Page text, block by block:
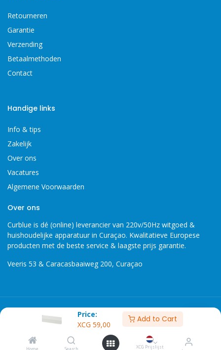
Price:
XCG 59,00
Add to Cart
Home Search
XCG Prijslijst
Retourneren
Garantie
Verzending
Betaalmethoden
Contact
Handige links
Info & tips
Zakelijk
Over ons
Vacatures
Algemene Voorwaarden
Over ons
Curblue is dé (online) leverancier van 220v/50Hz witgoed &
huishoudelijke apparatuur in Curaçao. Kwalitatieve Europese
producten met de beste service & laagste prijs garantie.
Veeris 53 & Caracasbaaiweg 200, Curaçao
Copyright 2026 © Curblue, disclaimer, er kunnen geen rechten
worden ontleent aan informatie op deze website.
XCG Prijslijst